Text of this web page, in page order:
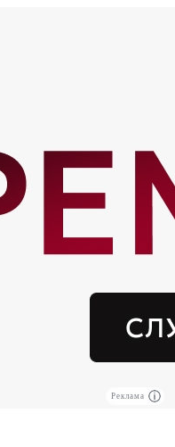
Реклама